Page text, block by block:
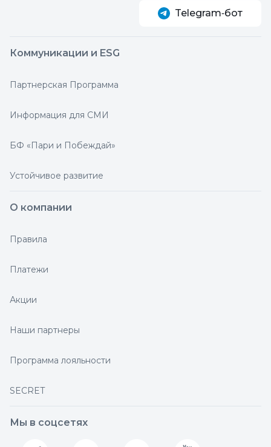
Telegram‑бот
Коммуникации и ESG
Партнерская Программа
Информация для СМИ
БФ «Пари и Побеждай»
Устойчивое развитие
О компании
Правила
Платежи
Акции
Наши партнеры
Программа лояльности
SECRET
Мы в соцсетях